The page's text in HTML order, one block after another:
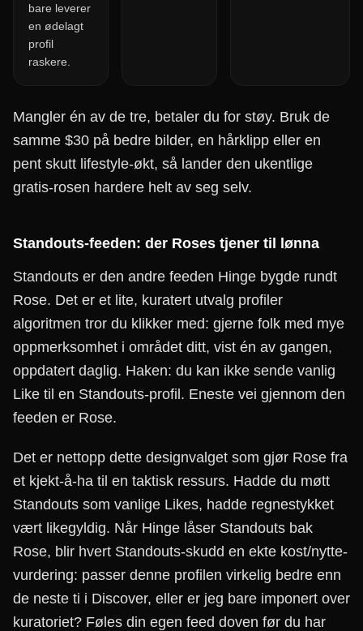
bare leverer
en ødelagt
profil
raskere.
Mangler én av de tre, betaler du for støy. Bruk de
samme $30 på bedre bilder, en hårklipp eller en
pent skutt lifestyle-økt, så lander den ukentlige
gratis-rosen hardere helt av seg selv.
Standouts-feeden: der Roses tjener til lønna
Standouts er den andre feeden Hinge bygde rundt
Rose. Det er et lite, kuratert utvalg profiler
algoritmen tror du klikker med: gjerne folk med mye
oppmerksomhet i området ditt, vist én av gangen,
oppdatert daglig. Haken: du kan ikke sende vanlig
Like til en Standouts-profil. Eneste vei gjennom den
feeden er Rose.
Det er nettopp dette designvalget som gjør Rose fra
et kjekt-å-ha til en taktisk ressurs. Hadde du møtt
Standouts som vanlige Likes, hadde regnestykket
vært likegyldig. Når Hinge låser Standouts bak
Rose, blir hvert Standouts-skudd en ekte kost/nytte-
vurdering: passer denne profilen virkelig bedre enn
de neste ti i Discover, eller er jeg bare imponert over
kuratoriet? Føles din egen feed doven før du har